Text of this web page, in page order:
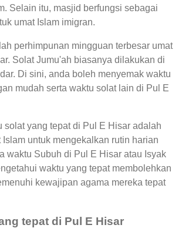
Selain itu, masjid berfungsi sebagai
umat Islam imigran.
perhimpunan mingguan terbesar umat
Solat Jumu'ah biasanya dilakukan di
Di sini, anda boleh menyemak waktu
mudah serta waktu solat lain di Pul E
solat yang tepat di Pul E Hisar adalah
untuk mengekalkan rutin harian
waktu Subuh di Pul E Hisar atau Isyak
waktu yang tepat membolehkan
kewajipan agama mereka tepat
tepat di Pul E Hisar